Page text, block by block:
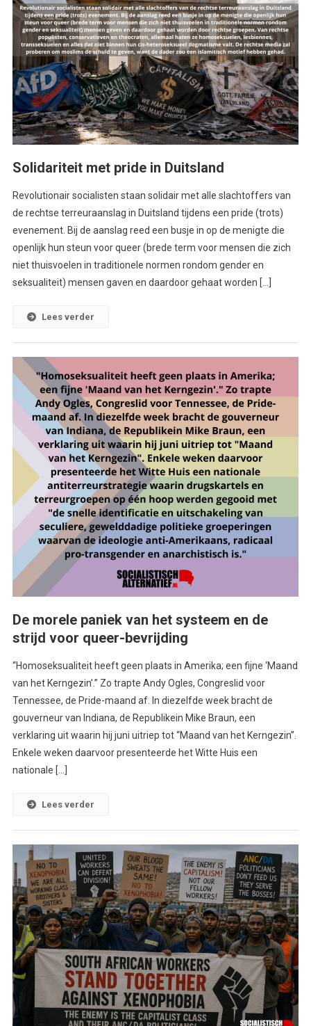
Solidariteit met pride in Duitsland
Revolutionair socialisten staan solidair met alle slachtoffers van
de rechtse terreuraanslag in Duitsland tijdens een pride (trots)
evenement. Bij de aanslag reed een busje in op de menigte die
openlijk hun steun voor queer (brede term voor mensen die zich
niet thuisvoelen in traditionele normen rondom gender en
seksualiteit) mensen gaven en daardoor gehaat worden […]
Lees verder
De morele paniek van het systeem en de
strijd voor queer-bevrijding
“Homoseksualiteit heeft geen plaats in Amerika; een fijne ‘Maand
van het Kerngezin’.” Zo trapte Andy Ogles, Congreslid voor
Tennessee, de Pride-maand af. In diezelfde week bracht de
gouverneur van Indiana, de Republikein Mike Braun, een
verklaring uit waarin hij juni uitriep tot “Maand van het Kerngezin”.
Enkele weken daarvoor presenteerde het Witte Huis een
nationale […]
Lees verder